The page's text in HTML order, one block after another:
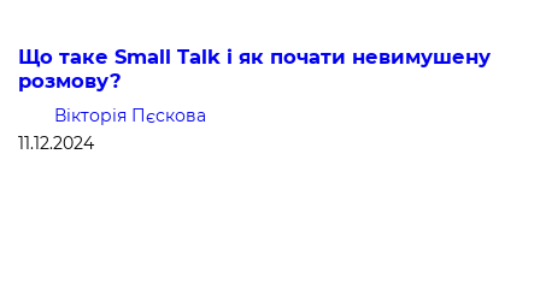
Що таке Small Talk і як почати невимушену
розмову?
Вікторія Пєскова
11.12.2024